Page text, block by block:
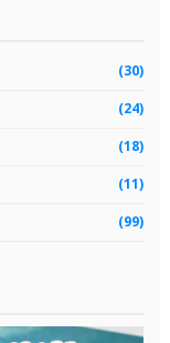
(30)
(24)
(18)
(11)
(99)